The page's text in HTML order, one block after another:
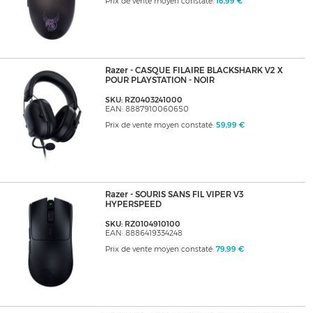
Razer - CASQUE FILAIRE BLACKSHARK V2 X
POUR PLAYSTATION - NOIR
SKU: RZ0403241000
EAN: 8887910060650
Prix de vente moyen constaté: 59,99 €
Razer - SOURIS SANS FIL VIPER V3
HYPERSPEED
SKU: RZ0104910100
EAN: 8886419334248
Prix de vente moyen constaté: 79,99 €